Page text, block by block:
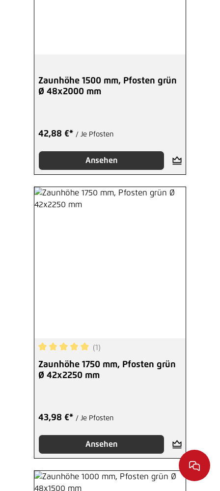
Zaunhöhe 1500 mm, Pfosten grün
Ø 48x2000 mm
42,88 €* / Je Pfosten
Ansehen
Durchschnittliche Bewertung von 5 von 5
(1)
Zaunhöhe 1750 mm, Pfosten grün
Ø 42x2250 mm
43,98 €* / Je Pfosten
Ansehen